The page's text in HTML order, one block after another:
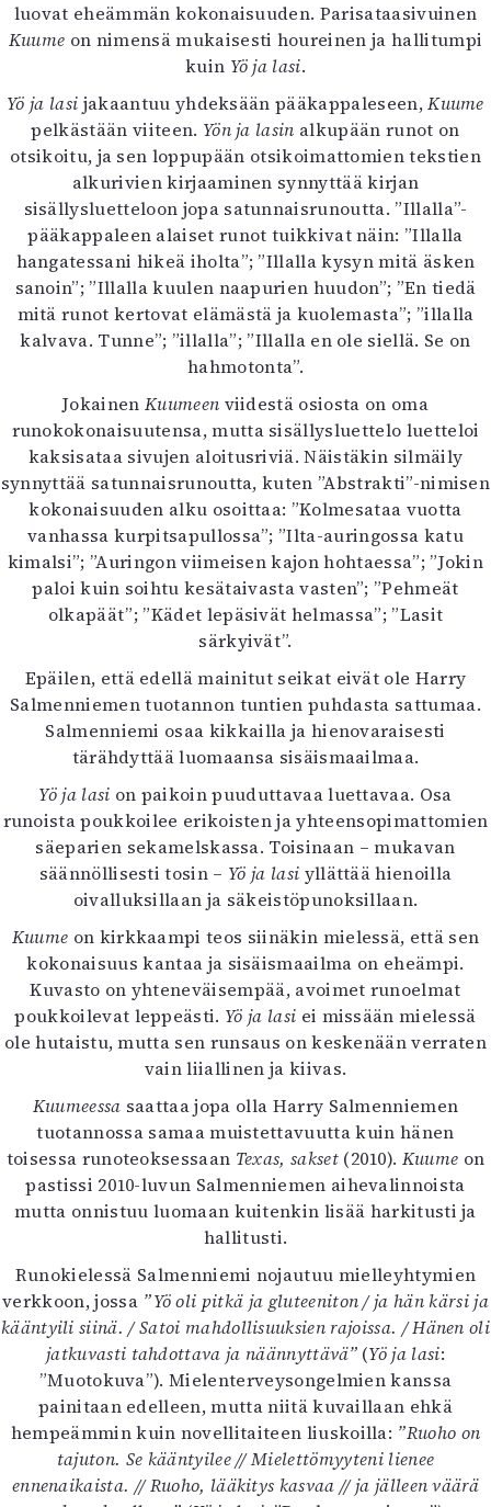
luovat eheämmän kokonaisuuden. Parisataasivuinen
Kuume on nimensä mukaisesti houreinen ja hallitumpi
kuin Yö ja lasi.
Yö ja lasi jakaantuu yhdeksään pääkappaleseen,Kuume
pelkästään viiteen. Yön ja lasin alkupään runot on
otsikoitu, ja sen loppupään otsikoimattomien tekstien
alkurivien kirjaaminen synnyttää kirjan
sisällysluetteloon jopa satunnaisrunoutta. ”Illalla”-
pääkappaleen alaiset runot tuikkivat näin: ”Illalla
hangatessani hikeä iholta”; ”Illalla kysyn mitä äsken
sanoin”; ”Illalla kuulen naapurien huudon”; ”En tiedä
mitä runot kertovat elämästä ja kuolemasta”; ”illalla
kalvava. Tunne”; ”illalla”; ”Illalla en ole siellä. Se on
hahmotonta”.
Jokainen Kuumeen viidestä osiosta on oma
runokokonaisuutensa, mutta sisällysluettelo luetteloi
kaksisataa sivujen aloitusriviä. Näistäkin silmäily
synnyttää satunnaisrunoutta, kuten ”Abstrakti”-nimisen
kokonaisuuden alku osoittaa: ”Kolmesataa vuotta
vanhassa kurpitsapullossa”; ”Ilta-auringossa katu
kimalsi”; ”Auringon viimeisen kajon hohtaessa”; ”Jokin
paloi kuin soihtu kesätaivasta vasten”; ”Pehmeät
olkapäät”; ”Kädet lepäsivät helmassa”; ”Lasit
särkyivät”.
Epäilen, että edellä mainitut seikat eivät ole Harry
Salmenniemen tuotannon tuntien puhdasta sattumaa.
Salmenniemi osaa kikkailla ja hienovaraisesti
tärähdyttää luomaansa sisäismaailmaa.
Yö ja lasi on paikoin puuduttavaa luettavaa. Osa
runoista poukkoilee erikoisten ja yhteensopimattomien
säeparien sekamelskassa. Toisinaan – mukavan
säännöllisesti tosin – Yö ja lasi yllättää hienoilla
oivalluksillaan ja säkeistöpunoksillaan.
Kuume on kirkkaampi teos siinäkin mielessä, että sen
kokonaisuus kantaa ja sisäismaailma on eheämpi.
Kuvasto on yhteneväisempää, avoimet runoelmat
poukkoilevat leppeästi. Yö ja lasi ei missään mielessä
ole hutaistu, mutta sen runsaus on keskenään verraten
vain liiallinen ja kiivas.
Kuumeessa saattaa jopa olla Harry Salmenniemen
tuotannossa samaa muistettavuutta kuin hänen
toisessa runoteoksessaan Texas, sakset (2010). Kuume on
pastissi 2010-luvun Salmenniemen aihevalinnoista
mutta onnistuu luomaan kuitenkin lisää harkitusti ja
hallitusti.
Runokielessä Salmenniemi nojautuu mielleyhtymien
verkkoon, jossa ”Yö oli pitkä ja gluteeniton / ja hän kärsi ja
kääntyili siinä. / Satoi mahdollisuuksien rajoissa. / Hänen oli
jatkuvasti tahdottava ja näännyttävä”(Yö ja lasi:
”Muotokuva”). Mielenterveysongelmien kanssa
painitaan edelleen, mutta niitä kuvaillaan ehkä
hempeämmin kuin novellitaiteen liuskoilla: ”Ruoho on
tajuton. Se kääntyilee // Mielettömyyteni lienee
ennenaikaista. // Ruoho, lääkitys kasvaa // ja jälleen väärä